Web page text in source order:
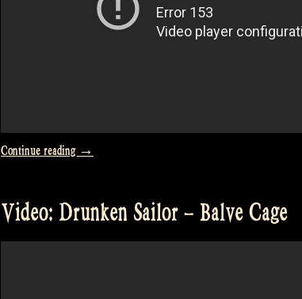
Continue reading „Video:
–
Sea
→
Video: Drunken Sailor – Balve Cage